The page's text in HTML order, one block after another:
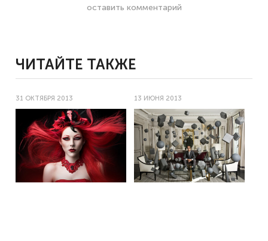
оставить комментарий
ЧИТАЙТЕ ТАКЖЕ
31 ОКТЯБРЯ 2013 13 ИЮНЯ 2013